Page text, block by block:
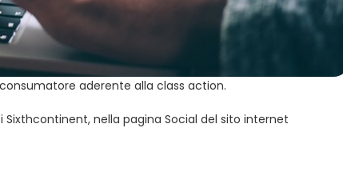
aderente alla class action.
Sixthcontinent, nella pagina Social del sito internet